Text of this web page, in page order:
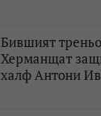
Бившият
Херманщат
халф Антони